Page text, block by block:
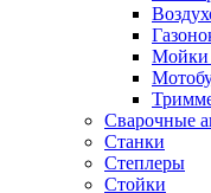
Мойки
Сварочные
Станки
Степлеры
Стойки